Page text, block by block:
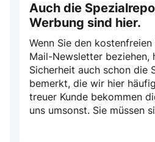
Auch die
Werbung sind hier.
Wenn Sie den
Mail-Newsletter beziehen,
Sicherheit auch schon die
bemerkt, die wir hier
treuer Kunde bekommen
uns umsonst. Sie müssen